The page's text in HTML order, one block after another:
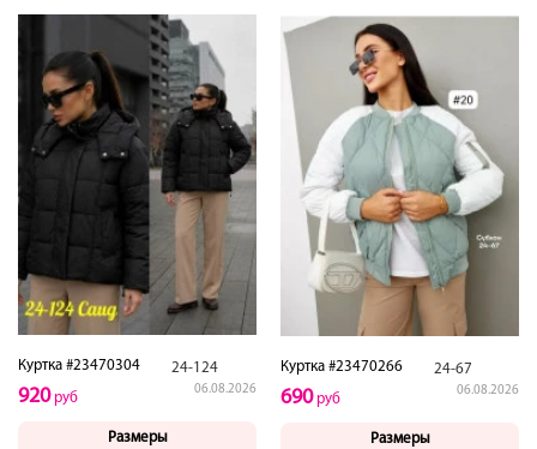
Куртка #23470304 24-124
06.08.2026
920руб
Размеры
Куртка #23470266 24-67
06.08.2026
690руб
Размеры